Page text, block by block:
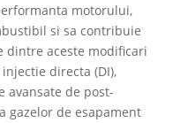
motorului,
si sa contribuie
dintre aceste modificari
directa (DI),
avansate de post-
gazelor de esapament